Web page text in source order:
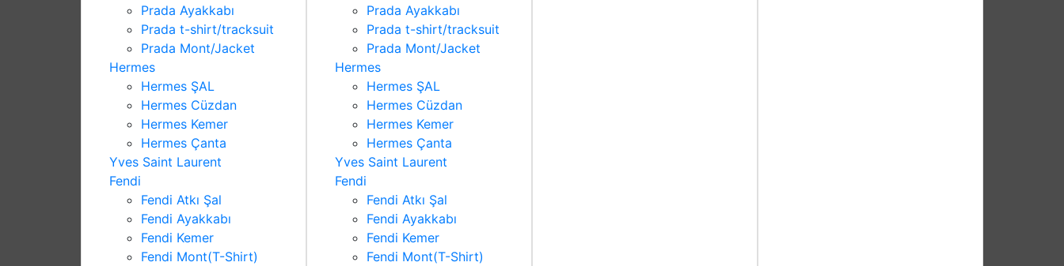
Prada Ayakkabı
Prada t-shirt/tracksuit
Prada Mont/Jacket
Hermes
Hermes ŞAL
Hermes Cüzdan
Hermes Kemer
Hermes Çanta
Yves Saint Laurent
Fendi
Fendi Atkı Şal
Fendi Ayakkabı
Fendi Kemer
Fendi Mont(T-Shirt)
Prada Ayakkabı
Prada t-shirt/tracksuit
Prada Mont/Jacket
Hermes
Hermes ŞAL
Hermes Cüzdan
Hermes Kemer
Hermes Çanta
Yves Saint Laurent
Fendi
Fendi Atkı Şal
Fendi Ayakkabı
Fendi Kemer
Fendi Mont(T-Shirt)